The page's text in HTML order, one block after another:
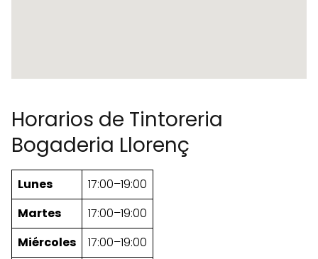
Horarios de Tintoreria
Bogaderia Llorenç
Lunes
17:00–19:00
Martes
17:00–19:00
Miércoles
17:00–19:00